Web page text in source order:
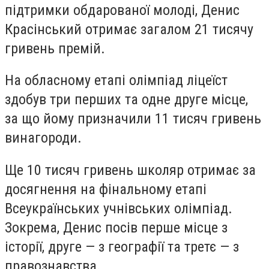
підтримки обдарованої молоді, Денис
Красінський отримає загалом 21 тисячу
гривень премій.
На обласному етапі олімпіад ліцеїст
здобув три перших та одне друге місце,
за що йому призначили 11 тисяч гривень
винагороди.
Ще 10 тисяч гривень школяр отримає за
досягнення на фінальному етапі
Всеукраїнських учнівських олімпіад.
Зокрема, Денис посів перше місце з
історії, друге — з географії та третє — з